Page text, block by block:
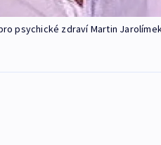
psychické zdraví Martin